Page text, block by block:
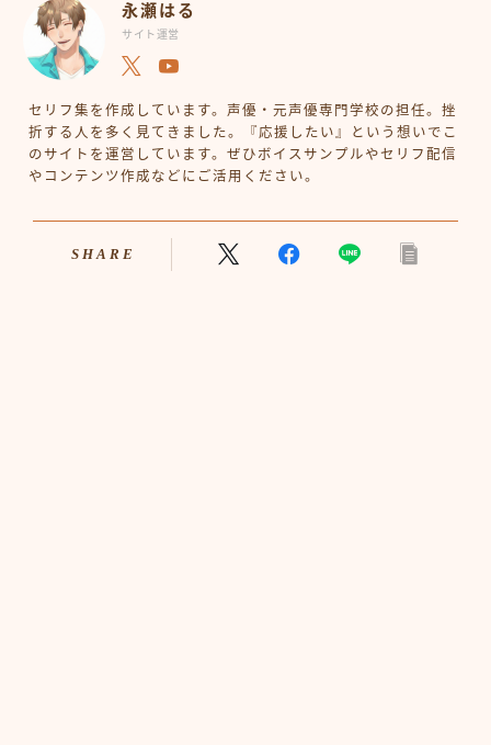
永瀬はる
サイト運営
セリフ集を作成しています。声優・元声優専門学校の担任。挫
折する人を多く見てきました。『応援したい』という想いでこ
のサイトを運営しています。ぜひボイスサンプルやセリフ配信
やコンテンツ作成などにご活用ください。
SHARE